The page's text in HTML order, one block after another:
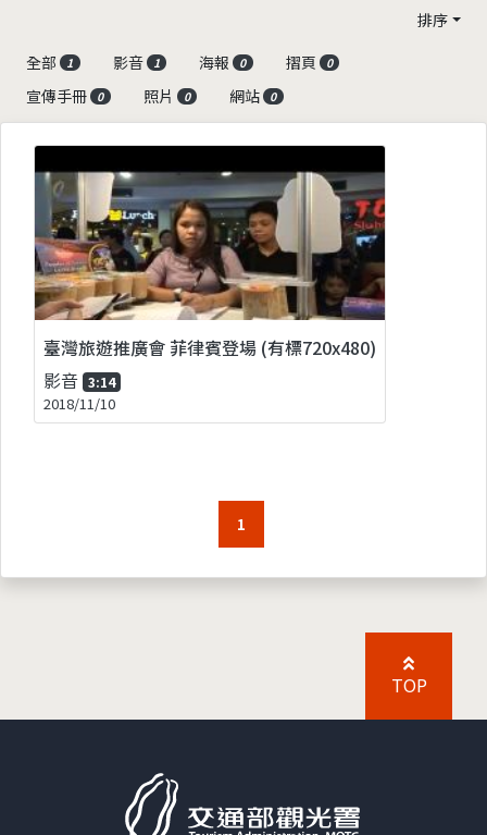
排序
全部
1 影音 1 海報 0 摺頁 0
宣傳手冊 0 照片 0 網站 0
臺灣旅遊推廣會 菲律賓登場 (有標720x480)
影音 3:14
2018/11/10
1
TOP